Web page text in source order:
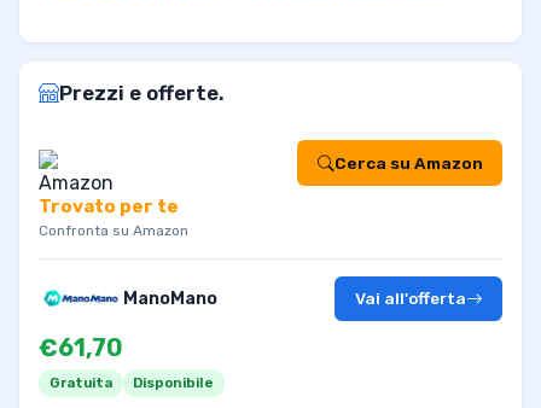
Prezzi e offerte.
Trovato per te
Confronta su Amazon
Cerca su Amazon
ManoMano
€61,70
Gratuita Disponibile
Vai all'offerta